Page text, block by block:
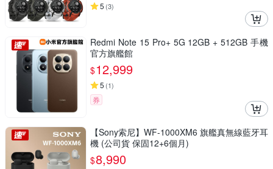
5 (3)
Redmi Note 15 Pro+ 5G 12GB + 512GB 手機
官方旗艦館
$12,999
5 (1)
券
【Sony索尼】WF-1000XM6 旗艦真無線藍牙耳
機 (公司貨 保固12+6個月)
$8,990